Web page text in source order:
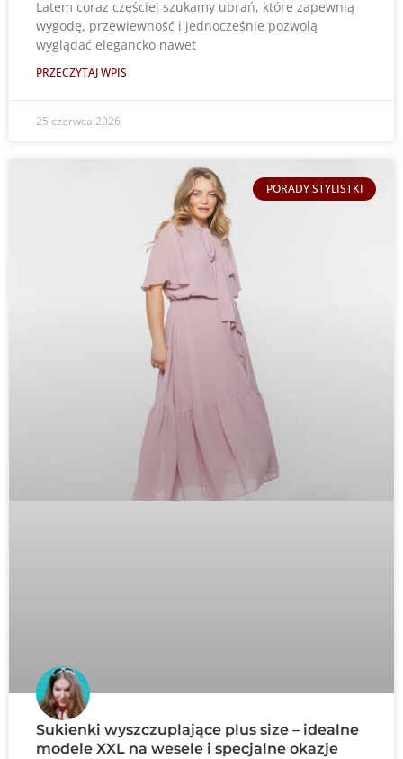
Latem coraz częściej szukamy ubrań, które zapewnią
wygodę, przewiewność i jednocześnie pozwolą
wyglądać elegancko nawet
PRZECZYTAJ WPIS
25 czerwca 2026
PORADY STYLISTKI
Sukienki wyszczuplające plus size – idealne
modele XXL na wesele i specjalne okazje